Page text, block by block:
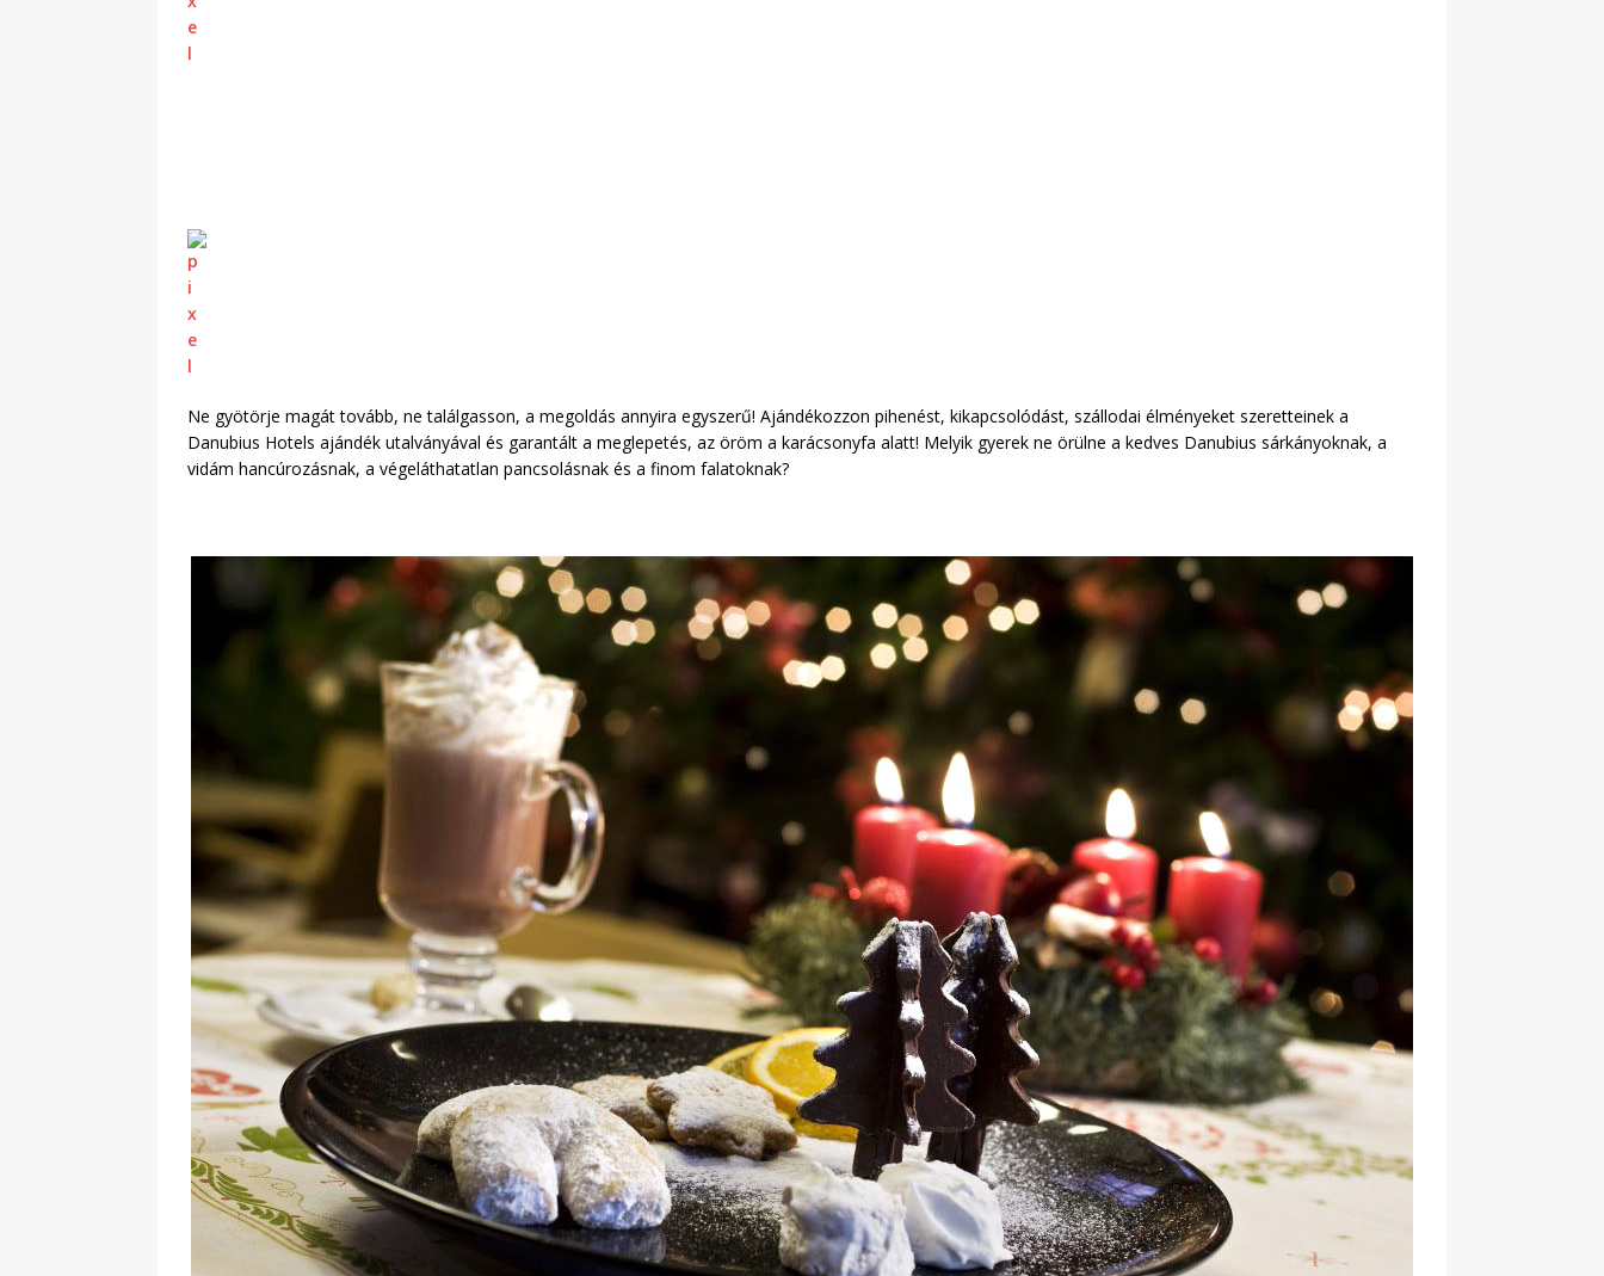
Ne gyötörje magát tovább, ne találgasson, a megoldás annyira egyszerű! Ajándékozzon pihenést, kikapcsolódást, szállodai élményeket szeretteinek a
Danubius Hotels ajándék utalványával és garantált a meglepetés, az öröm a karácsonyfa alatt! Melyik gyerek ne örülne a kedves Danubius sárkányoknak, a
vidám hancúrozásnak, a végeláthatatlan pancsolásnak és a finom falatoknak?